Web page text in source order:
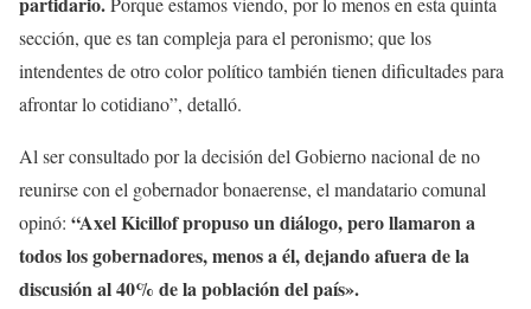
sección, que es tan compleja para el peronismo; que los
intendentes de otro color político también tienen dificultades para
afrontar lo cotidiano”, detalló.
Al ser consultado por la decisión del Gobierno nacional de no
reunirse con el gobernador bonaerense, el mandatario comunal
opinó: “Axel Kicillof propuso un diálogo, pero llamaron a
todos los gobernadores, menos a él, dejando afuera de la
discusión al 40% de la población del país».